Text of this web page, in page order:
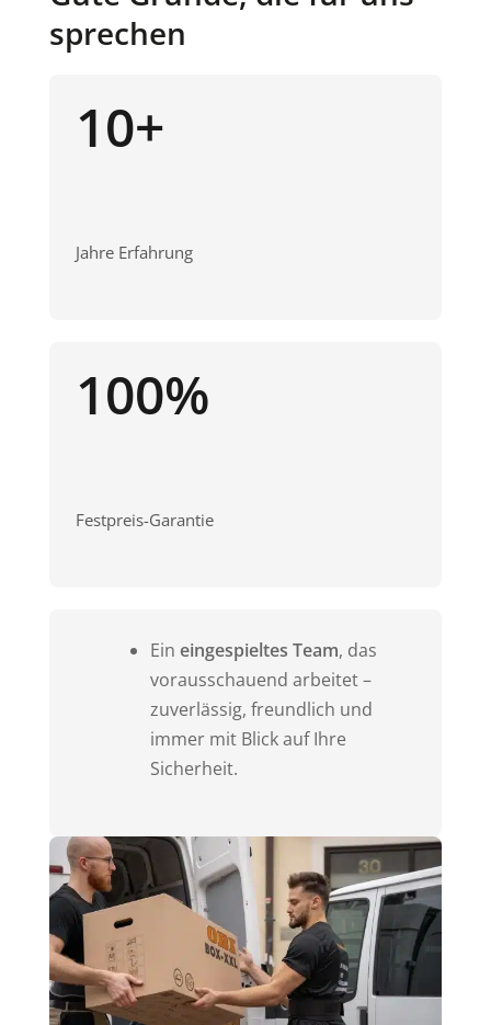
sprechen
10+
Jahre Erfahrung
100%
Festpreis-Garantie
Ein eingespieltes Team, das
vorausschauend arbeitet –
zuverlässig, freundlich und
immer mit Blick auf Ihre
Sicherheit.